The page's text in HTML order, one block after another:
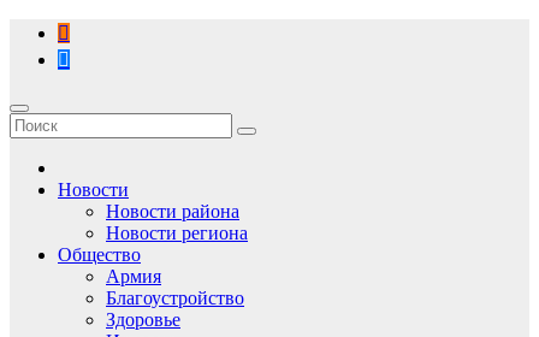
Перейти
содержимому
Новости
Новости района
Новости региона
Общество
Армия
Благоустройство
Здоровье